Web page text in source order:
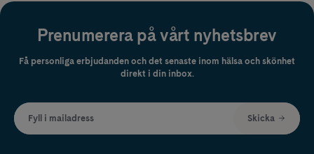
Prenumerera på vårt nyhetsbrev
Få personliga erbjudanden och det senaste inom hälsa och skönhet
direkt i din inbox.
Fyll i mailadress Skicka